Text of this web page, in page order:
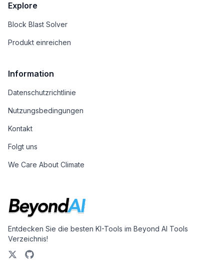
Explore
Block Blast Solver
Produkt einreichen
Information
Datenschutzrichtlinie
Nutzungsbedingungen
Kontakt
Folgt uns
We Care About Climate
Entdecken Sie die besten KI-Tools im Beyond AI Tools
Verzeichnis!